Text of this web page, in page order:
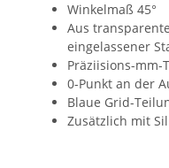
Winkelmaß 45°
Aus
eingelassener
Präziisions-mm-
0-Punkt an der
Blaue Grid-
Zusätzlich mit